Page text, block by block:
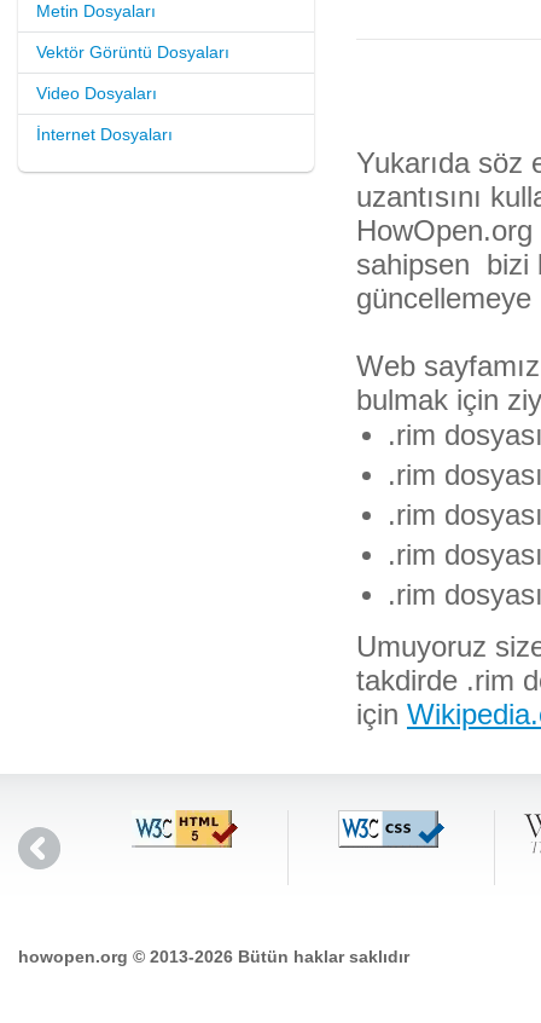
Metin Dosyaları
Vektör Görüntü Dosyaları
Video Dosyaları
İnternet Dosyaları
Yukarıda söz
uzantısını
HowOpen.org
sahipsen bizi
güncellemeye
Web
bulmak için
.rim
.rim
.rim
.rim
.rim
Umuyoruz
takdirde .rim
için
howopen.org © 2013-2026 Bütün haklar saklıdır